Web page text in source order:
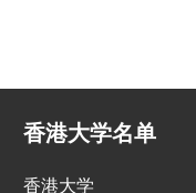
香港大学名单
香港大学